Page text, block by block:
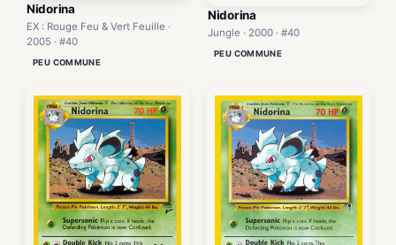
Nidorina
EX : Rouge Feu & Vert Feuille ·
2005 · #40
PEU COMMUNE
Nidorina
Jungle · 2000 · #40
PEU COMMUNE